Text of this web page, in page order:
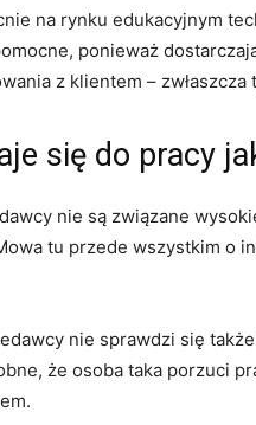
na rynku edukacyjnym
ponieważ
z klientem – zwłaszcza
się do pracy
nie są związane
tu przede wszystkim o
nie sprawdzi się
że osoba taka porzuci